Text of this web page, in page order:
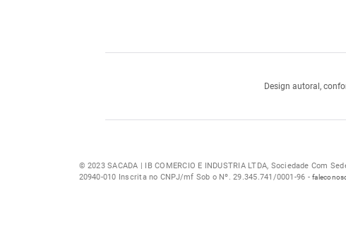
Design autoral,
© 2023 SACADA | IB COMERCIO E INDUSTRIA LTDA, Sociedade Com
20940-010 Inscrita no CNPJ/mf Sob o Nº. 29.345.741/0001-96 -